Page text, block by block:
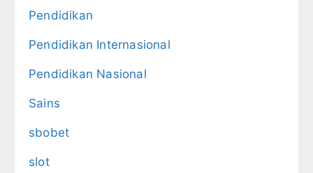
Pendidikan
Pendidikan Internasional
Pendidikan Nasional
Sains
sbobet
slot